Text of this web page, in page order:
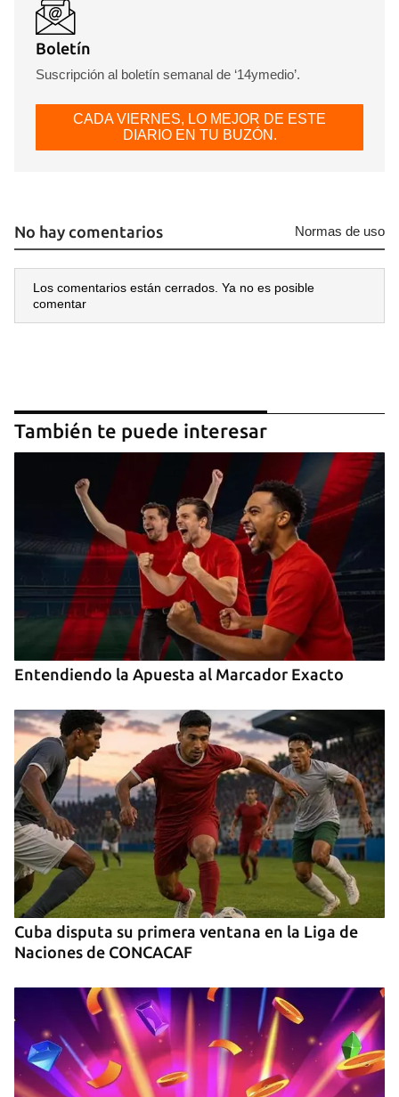
Boletín
Suscripción al boletín semanal de ‘14ymedio’.
CADA VIERNES, LO MEJOR DE ESTE
DIARIO EN TU BUZÓN.
No hay comentarios Normas de uso
Los comentarios están cerrados. Ya no es posible
comentar
También te puede interesar
Entendiendo la Apuesta al Marcador Exacto
Cuba disputa su primera ventana en la Liga de
Naciones de CONCACAF